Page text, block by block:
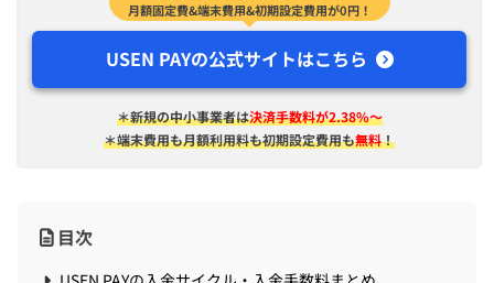
月額固定費&端末費用&初期設定費用が0円！
USEN PAYの公式サイトはこちら
＊新規の中小事業者は決済手数料が2.38%〜
＊端末費用も月額利用料も初期設定費用も無料！
目次